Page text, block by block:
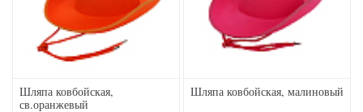
Шляпа ковбойская,
св.оранжевый
Шляпа ковбойская, малиновый